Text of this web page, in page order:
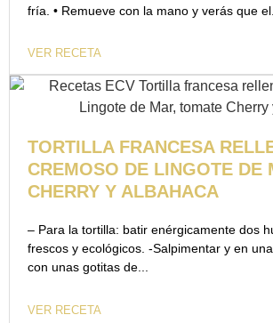
fría. • Remueve con la mano y verás que
VER RECETA
TORTILLA FRANCESA
CREMOSO DE LINGOTE DE
CHERRY Y ALBAHACA
– Para la tortilla: batir enérgicamente dos
frescos y ecológicos. -Salpimentar y en
con unas gotitas de...
VER RECETA